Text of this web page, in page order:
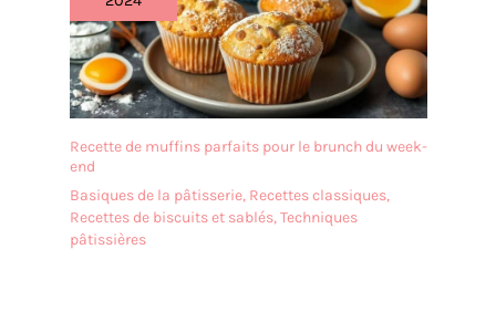
Recette de muffins parfaits pour le brunch du week-
end
Basiques de la pâtisserie, Recettes classiques,
Recettes de biscuits et sablés,Techniques
pâtissières